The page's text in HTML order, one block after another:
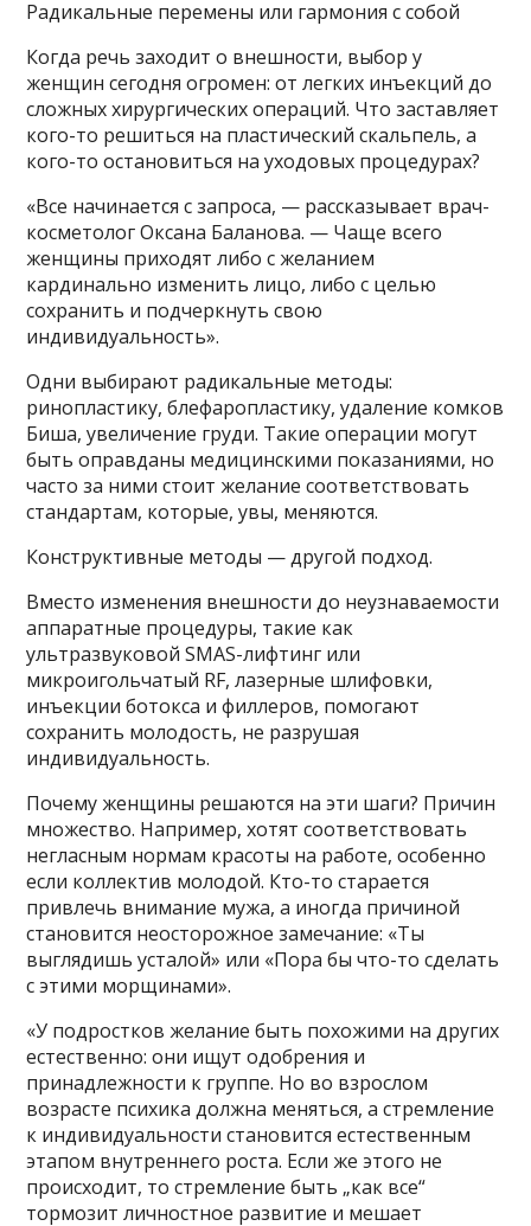
Радикальные перемены или гармония с собой
Когда речь заходит о внешности, выбор у
женщин сегодня огромен: от легких инъекций до
сложных хирургических операций. Что заставляет
кого-то решиться на пластический скальпель, а
кого-то остановиться на уходовых процедурах?
«Все начинается с запроса, — рассказывает врач-
косметолог Оксана Баланова. — Чаще всего
женщины приходят либо с желанием
кардинально изменить лицо, либо с целью
сохранить и подчеркнуть свою
индивидуальность».
Одни выбирают радикальные методы:
ринопластику, блефаропластику, удаление комков
Биша, увеличение груди. Такие операции могут
быть оправданы медицинскими показаниями, но
часто за ними стоит желание соответствовать
стандартам, которые, увы, меняются.
Конструктивные методы — другой подход.
Вместо изменения внешности до неузнаваемости
аппаратные процедуры, такие как
ультразвуковой SMAS-лифтинг или
микроигольчатый RF, лазерные шлифовки,
инъекции ботокса и филлеров, помогают
сохранить молодость, не разрушая
индивидуальность.
Почему женщины решаются на эти шаги? Причин
множество. Например, хотят соответствовать
негласным нормам красоты на работе, особенно
если коллектив молодой. Кто-то старается
привлечь внимание мужа, а иногда причиной
становится неосторожное замечание: «Ты
выглядишь усталой» или «Пора бы что-то сделать
с этими морщинами».
«У подростков желание быть похожими на других
естественно: они ищут одобрения и
принадлежности к группе. Но во взрослом
возрасте психика должна меняться, а стремление
к индивидуальности становится естественным
этапом внутреннего роста. Если же этого не
происходит, то стремление быть „как все“
тормозит личностное развитие и мешает